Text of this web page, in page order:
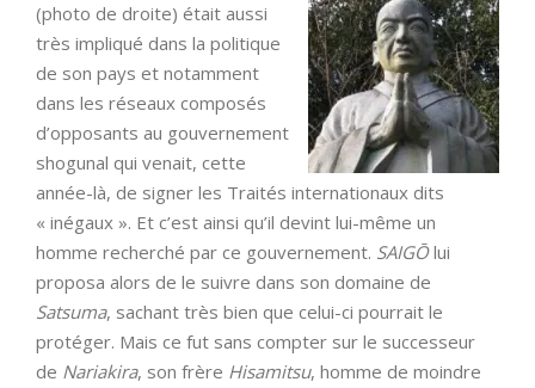
(photo de droite) était aussi
très impliqué dans la politique
de son pays et notamment
dans les réseaux composés
d’opposants au gouvernement
shogunal qui venait, cette
année-là, de signer les Traités internationaux dits
« inégaux ». Et c’est ainsi qu’il devint lui-même un
homme recherché par ce gouvernement. SAIGŌlui
proposa alors de le suivre dans son domaine de
Satsuma, sachant très bien que celui-ci pourrait le
protéger. Mais ce fut sans compter sur le successeur
de Nariakira, son frère Hisamitsu, homme de moindre